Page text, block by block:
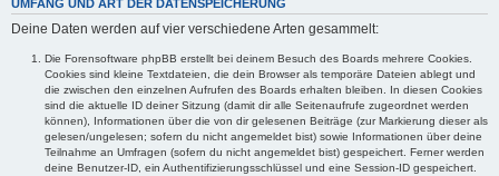
UMFANG UND ART DER DATENSPEICHERUNG
Deine Daten werden auf vier verschiedene Arten gesammelt:
Die Forensoftware phpBB erstellt bei deinem Besuch des Boards mehrere Cookies.
Cookies sind kleine Textdateien, die dein Browser als temporäre Dateien ablegt und
die zwischen den einzelnen Aufrufen des Boards erhalten bleiben. In diesen Cookies
sind die aktuelle ID deiner Sitzung (damit dir alle Seitenaufrufe zugeordnet werden
können), Informationen über die von dir gelesenen Beiträge (zur Markierung dieser als
gelesen/ungelesen; sofern du nicht angemeldet bist) sowie Informationen über deine
Teilnahme an Umfragen (sofern du nicht angemeldet bist) gespeichert. Ferner werden
deine Benutzer-ID, ein Authentifizierungsschlüssel und eine Session-ID gespeichert.